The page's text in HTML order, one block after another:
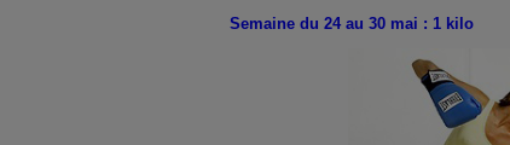
Semaine du 24 au 30 mai : 1 kilo